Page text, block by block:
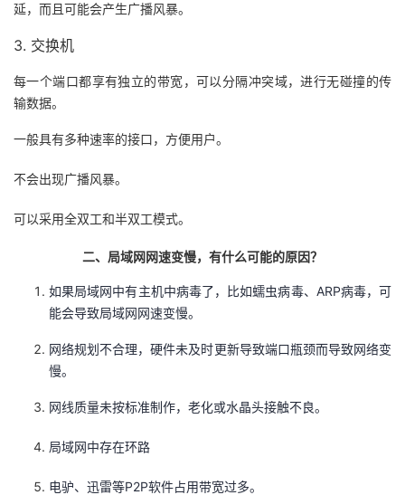
播
活
的
注
我
开
堂
的
我
我
术
云
延，而且可能会产生广播风暴。
3. 交换机
每一个端口都享有独立的带宽，可以分隔冲突域，进行无碰撞的传
输数据。
一般具有多种速率的接口，方便用户。
不会出现广播风暴。
可以采用全双工和半双工模式。
二、局域网网速变慢，有什么可能的原因？
如果局域网中有主机中病毒了，比如蠕虫病毒、ARP病毒，可
能会导致局域网网速变慢。
网络规划不合理，硬件未及时更新导致端口瓶颈而导致网络变
慢。
网线质量未按标准制作，老化或水晶头接触不良。
局域网中存在环路
电驴、迅雷等P2P软件占用带宽过多。